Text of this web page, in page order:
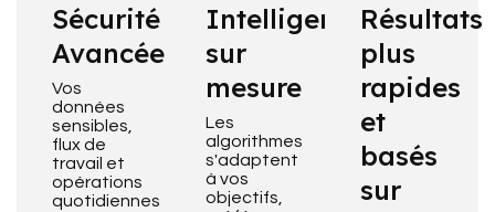
Sécurité
Avancée
Vos
données
sensibles,
flux de
travail et
opérations
quotidiennes
Intelligence
sur
mesure
Les
algorithmes
s'adaptent
à vos
objectifs,
Résultats
plus
rapides
et
basés
sur